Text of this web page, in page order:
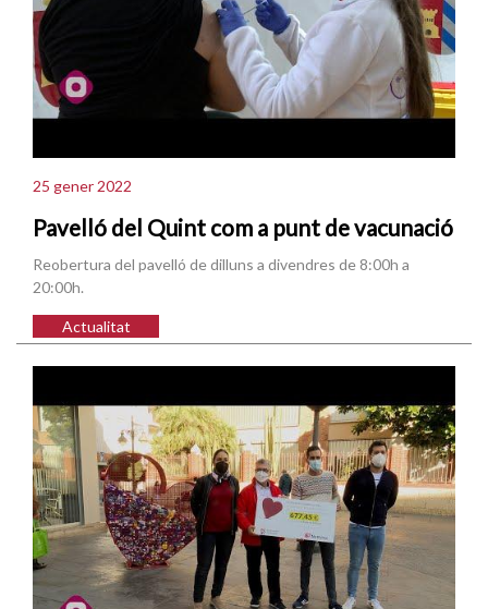
25 gener 2022
Pavelló del Quint com a punt de vacunació
Reobertura del pavelló de dilluns a divendres de 8:00h a
20:00h.
Actualitat